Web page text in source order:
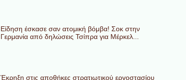
Eίδηση έσκασε σαν ατομική βόμβα! Σοκ στην
Γερμανία από δηλώσεις Τσίπρα για Μέρκελ...
Έκρηξη στις αποθήκες στρατιωτικού εργοστασίου